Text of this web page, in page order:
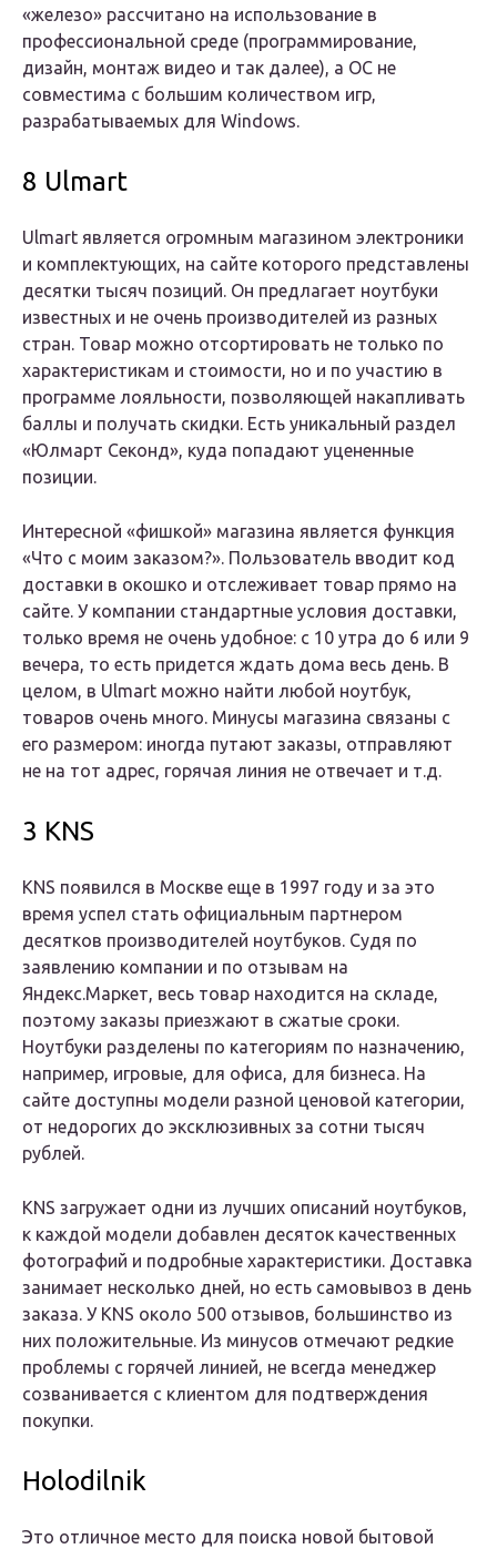
«железо» рассчитано на использование в
профессиональной среде (программирование,
дизайн, монтаж видео и так далее), а ОС не
совместима с большим количеством игр,
разрабатываемых для Windows.
8 Ulmart
Ulmart является огромным магазином электроники
и комплектующих, на сайте которого представлены
десятки тысяч позиций. Он предлагает ноутбуки
известных и не очень производителей из разных
стран. Товар можно отсортировать не только по
характеристикам и стоимости, но и по участию в
программе лояльности, позволяющей накапливать
баллы и получать скидки. Есть уникальный раздел
«Юлмарт Секонд», куда попадают уцененные
позиции.
Интересной «фишкой» магазина является функция
«Что с моим заказом?». Пользователь вводит код
доставки в окошко и отслеживает товар прямо на
сайте. У компании стандартные условия доставки,
только время не очень удобное: с 10 утра до 6 или 9
вечера, то есть придется ждать дома весь день. В
целом, в Ulmart можно найти любой ноутбук,
товаров очень много. Минусы магазина связаны с
его размером: иногда путают заказы, отправляют
не на тот адрес, горячая линия не отвечает и т.д.
3 KNS
KNS появился в Москве еще в 1997 году и за это
время успел стать официальным партнером
десятков производителей ноутбуков. Судя по
заявлению компании и по отзывам на
Яндекс.Маркет, весь товар находится на складе,
поэтому заказы приезжают в сжатые сроки.
Ноутбуки разделены по категориям по назначению,
например, игровые, для офиса, для бизнеса. На
сайте доступны модели разной ценовой категории,
от недорогих до эксклюзивных за сотни тысяч
рублей.
KNS загружает одни из лучших описаний ноутбуков,
к каждой модели добавлен десяток качественных
фотографий и подробные характеристики. Доставка
занимает несколько дней, но есть самовывоз в день
заказа. У KNS около 500 отзывов, большинство из
них положительные. Из минусов отмечают редкие
проблемы с горячей линией, не всегда менеджер
созванивается с клиентом для подтверждения
покупки.
Holodilnik
Это отличное место для поиска новой бытовой